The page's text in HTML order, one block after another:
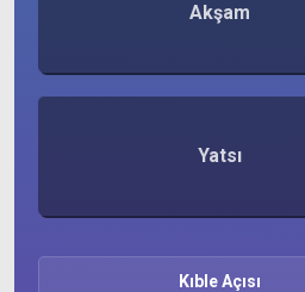
Akşam
Yatsı
Kıble Açısı